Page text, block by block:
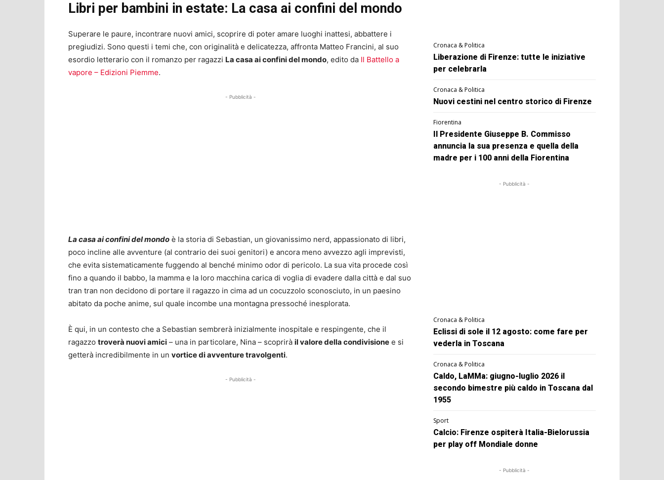
Libri per bambini in estate: La casa ai confini del mondo
Superare le paure, incontrare nuovi amici, scoprire di poter amare luoghi inattesi, abbattere i
pregiudizi. Sono questi i temi che, con originalità e delicatezza, affronta Matteo Francini, al suo
esordio letterario con il romanzo per ragazzi La casa ai confini del mondo, edito da Il Battello a
vapore – Edizioni Piemme.
- Pubblicità -
La casa ai confini del mondo è la storia di Sebastian, un giovanissimo nerd, appassionato di libri,
poco incline alle avventure (al contrario dei suoi genitori) e ancora meno avvezzo agli imprevisti,
che evita sistematicamente fuggendo al benché minimo odor di pericolo. La sua vita procede così
fino a quando il babbo, la mamma e la loro macchina carica di voglia di evadere dalla città e dal suo
tran tran non decidono di portare il ragazzo in cima ad un cocuzzolo sconosciuto, in un paesino
abitato da poche anime, sul quale incombe una montagna pressoché inesplorata.
È qui, in un contesto che a Sebastian sembrerà inizialmente inospitale e respingente, che il
ragazzo troverà nuovi amici – una in particolare, Nina – scoprirà il valore della condivisione e si
getterà incredibilmente in un vortice di avventure travolgenti.
- Pubblicità -
Cronaca & Politica
Liberazione di Firenze: tutte le iniziative
per celebrarla
Cronaca & Politica
Nuovi cestini nel centro storico di Firenze
Fiorentina
Il Presidente Giuseppe B. Commisso
annuncia la sua presenza e quella della
madre per i 100 anni della Fiorentina
- Pubblicità -
Cronaca & Politica
Eclissi di sole il 12 agosto: come fare per
vederla in Toscana
Cronaca & Politica
Caldo, LaMMa: giugno-luglio 2026 il
secondo bimestre più caldo in Toscana dal
1955
Sport
Calcio: Firenze ospiterà Italia-Bielorussia
per play off Mondiale donne
- Pubblicità -